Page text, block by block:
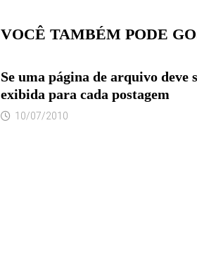
VOCÊ TAMBÉM PODE
Se uma página de arquivo deve
exibida para cada postagem
10/07/2010